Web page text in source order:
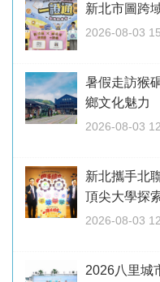
新北市圖跨
2026-08-03
暑假走訪猴
鄉文化魅力
2026-08-03
新北攜手北
頂尖大學探
2026-08-03
2026八里城